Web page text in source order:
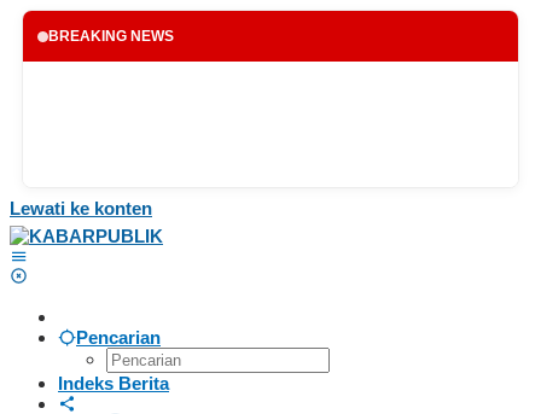
BREAKING NEWS
Lewati ke konten
Pencarian
Indeks Berita